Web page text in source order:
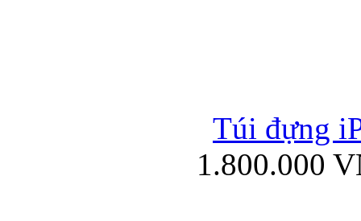
Túi xách da
Túi đựng
1.800.000